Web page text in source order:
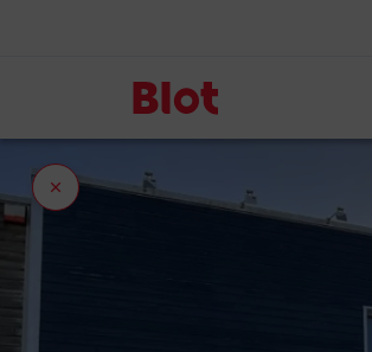
Fermer
l'onglet